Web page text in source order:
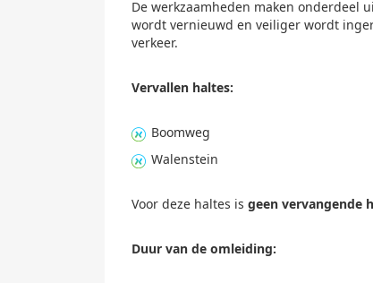
De werkzaamheden maken onderdeel
wordt vernieuwd en veiliger wordt
verkeer.
Vervallen haltes:
Boomweg
Walenstein
Voor deze haltes is geen vervangende
Duur van de omleiding: